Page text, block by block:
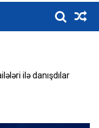
ilə danışdılar